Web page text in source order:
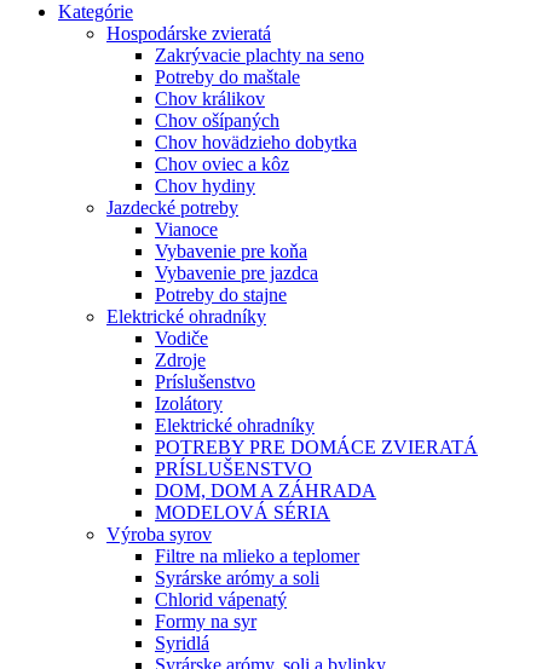
Kategórie
Hospodárske zvieratá
Zakrývacie plachty na seno
Potreby do maštale
Chov králikov
Chov ošípaných
Chov hovädzieho dobytka
Chov oviec a kôz
Chov hydiny
Jazdecké potreby
Vianoce
Vybavenie pre koňa
Vybavenie pre jazdca
Potreby do stajne
Elektrické ohradníky
Vodiče
Zdroje
Príslušenstvo
Izolátory
Elektrické ohradníky
POTREBY PRE DOMÁCE ZVIERATÁ
PRÍSLUŠENSTVO
DOM, DOM A ZÁHRADA
MODELOVÁ SÉRIA
Výroba syrov
Filtre na mlieko a teplomer
Syrárske arómy a soli
Chlorid vápenatý
Formy na syr
Syridlá